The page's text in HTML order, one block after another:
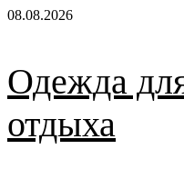
Перейти
08.08.2026
Одежда
отдыха